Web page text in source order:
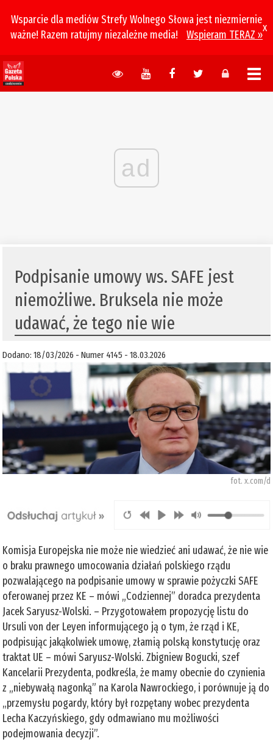
Wsparcie dla mediów Strefy Wolnego Słowa jest niezmiernie
ważne! Razem ratujmy niezależne media!
Wspieram TERAZ »
x
ad
Podpisanie umowy ws. SAFE jest
niemożliwe. Bruksela nie może
udawać, że tego nie wie
Dodano: 18/03/2026 - Numer 4145 - 18.03.2026
fot. x.com/d
Komisja Europejska nie może nie wiedzieć ani udawać, że nie wie
o braku prawnego umocowania działań polskiego rządu
pozwalającego na podpisanie umowy w sprawie pożyczki SAFE
oferowanej przez KE – mówi „Codziennej” doradca prezydenta
Jacek Saryusz-Wolski. – Przygotowałem propozycję listu do
Ursuli von der Leyen informującego ją o tym, że rząd i KE,
podpisując jakąkolwiek umowę, złamią polską konstytucję oraz
traktat UE – mówi Saryusz-Wolski. Zbigniew Bogucki, szef
Kancelarii Prezydenta, podkreśla, że mamy obecnie do czynienia
z „niebywałą nagonką” na Karola Nawrockiego, i porównuje ją do
„przemysłu pogardy, który był rozpętany wobec prezydenta
Lecha Kaczyńskiego, gdy odmawiano mu możliwości
podejmowania decyzji”.